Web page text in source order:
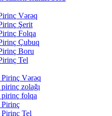
Vərəq
Şerit
Folqa
Çubuq
Boru
Tel
Vərəq
zolağı
folqa
Pirinç
Tel